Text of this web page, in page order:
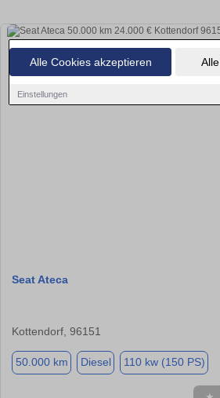
Alle Cookies akzeptieren
Einstellungen
Seat Ateca
Kottendorf, 96151
50.000 km Diesel 110 kw (150 PS)